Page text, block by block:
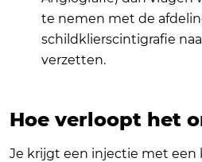
te nemen met de
schildklierscintigrafie
verzetten.
Hoe verloopt het
Je krijgt een injectie met een